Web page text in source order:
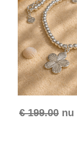
€ 199.00 nu